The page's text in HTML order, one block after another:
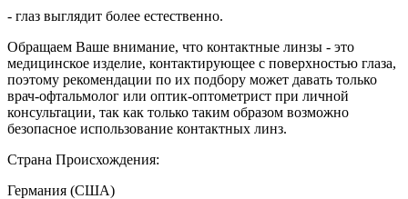
- глаз выглядит более естественно.
Обращаем Ваше внимание, что контактные линзы - это
медицинское изделие, контактирующее с поверхностью глаза,
поэтому рекомендации по их подбору может давать только
врач-офтальмолог или оптик-оптометрист при личной
консультации, так как только таким образом возможно
безопасное использование контактных линз.
Страна Происхождения:
Германия (США)